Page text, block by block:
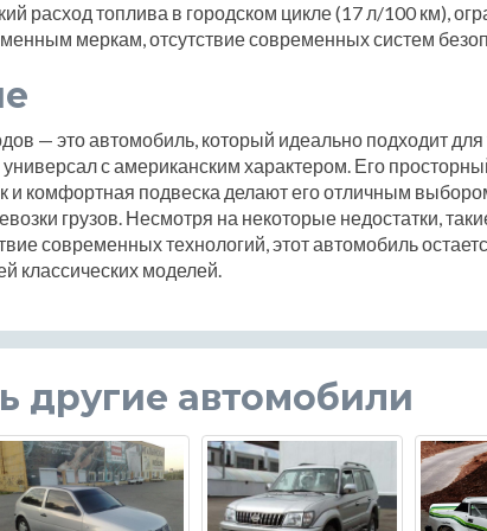
расход топлива в городском цикле (17 л/100 км),
меркам, отсутствие современных систем
— это автомобиль, который идеально подходит для
с американским характером. Его
и комфортная подвеска делают его отличным
грузов. Несмотря на некоторые недостатки,
современных технологий, этот автомобиль
классических моделей.
другие автомобили